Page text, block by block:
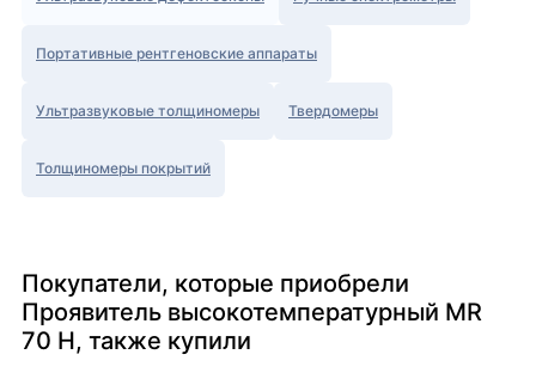
Портативные рентгеновские аппараты
Ультразвуковые толщиномеры Твердомеры
Толщиномеры покрытий
Покупатели, которые приобрели
Проявитель высокотемпературный MR
70 H, также купили